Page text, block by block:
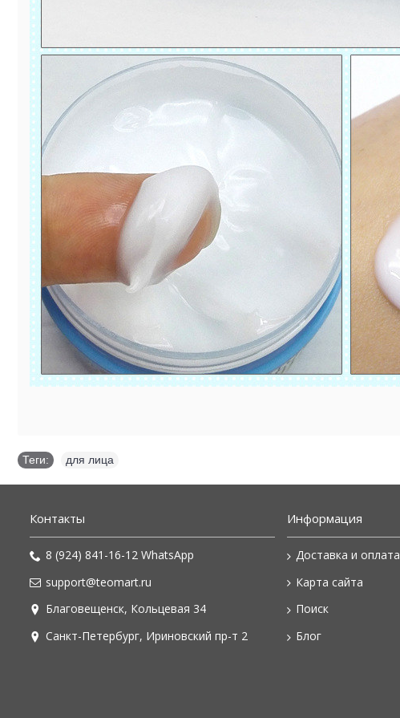
Теги: для лица
Контакты
8 (924) 841-16-12 WhatsApp
support@teomart.ru
Благовещенск, Кольцевая 34
Санкт-Петербург, Ириновский пр-т 2
Информация
Доставка и оплата
Карта сайта
Поиск
Блог